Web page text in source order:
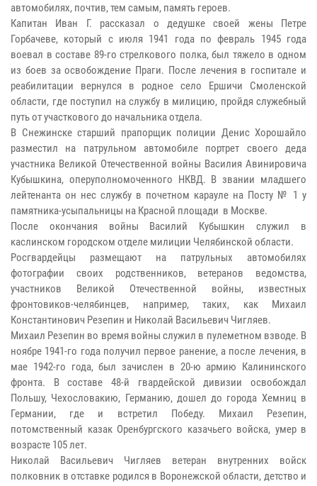
автомобилях, почтив, тем самым, память героев.
Капитан Иван Г. рассказал о дедушке своей жены Петре
Горбачеве, который с июля 1941 года по февраль 1945 года
воевал в составе 89-го стрелкового полка, был тяжело в одном
из боев за освобождение Праги. После лечения в госпитале и
реабилитации вернулся в родное село Ершичи Смоленской
области, где поступил на службу в милицию, пройдя служебный
путь от участкового до начальника отдела.
В Снежинске старший прапорщик полиции Денис Хорошайло
разместил на патрульном автомобиле портрет своего деда
участника Великой Отечественной войны Василия Авинировича
Кубышкина, оперуполномоченного НКВД. В звании младшего
лейтенанта он нес службу в почетном карауле на Посту № 1 у
памятника-усыпальницы на Красной площади в Москве.
После окончания войны Василий Кубышкин служил в
каслинском городском отделе милиции Челябинской области.
Росгвардейцы размещают на патрульных автомобилях
фотографии своих родственников, ветеранов ведомства,
участников Великой Отечественной войны, известных
фронтовиков-челябинцев, например, таких, как Михаил
Константинович Резепин и Николай Васильевич Чигляев.
Михаил Резепин во время войны служил в пулеметном взводе. В
ноябре 1941-го года получил первое ранение, а после лечения, в
мае 1942-го года, был зачислен в 20-ю армию Калининского
фронта. В составе 48-й гвардейской дивизии освобождал
Польшу, Чехословакию, Германию, дошел до города Хемниц в
Германии, где и встретил Победу. Михаил Резепин,
потомственный казак Оренбургского казачьего войска, умер в
возрасте 105 лет.
Николай Васильевич Чигляев ветеран внутренних войск
полковник в отставке родился в Воронежской области, детство и